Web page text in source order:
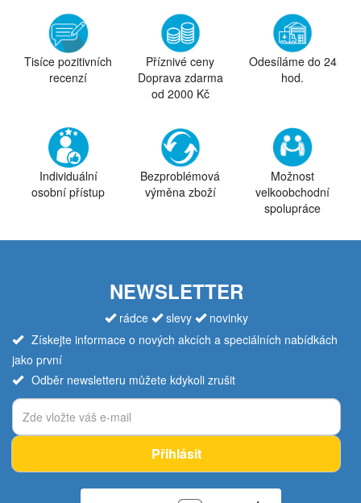
Tisíce pozitivních
recenzí
Příznivé ceny
Doprava zdarma
od 2000 Kč
Odesíláme do 24
hod.
Individuální
osobní přístup
Bezproblémová
výměna zboží
Možnost
velkoobchodní
spolupráce
NEWSLETTER
rádce slevy
novinky
Získejte informace o nových akcích a speciálních nabídkách
jako první
Odběr newsletteru můžete kdykoli zrušit
Přihlásit